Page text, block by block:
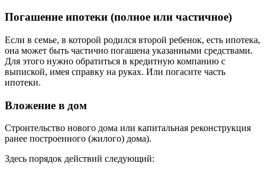
Погашение ипотеки (полное или частичное)
Если в семье, в которой родился второй ребенок, есть ипотека,
она может быть частично погашена указанными средствами.
Для этого нужно обратиться в кредитную компанию с
выпиской, имея справку на руках. Или погасите часть
ипотеки.
Вложение в дом
Строительство нового дома или капитальная реконструкция
ранее построенного (жилого) дома).
Здесь порядок действий следующий: